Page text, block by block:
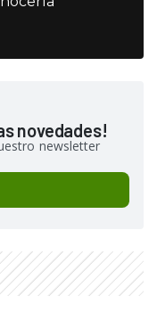
novedades!
newsletter